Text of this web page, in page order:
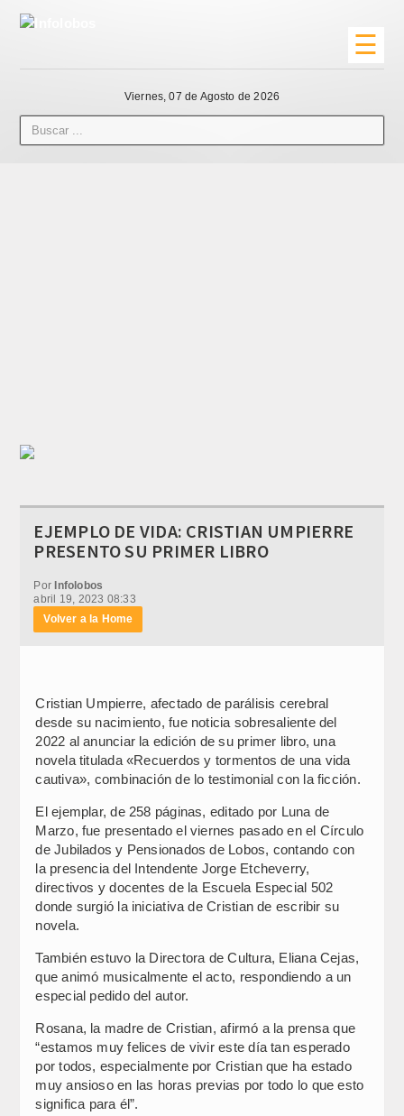
☰
Viernes, 07 de Agosto de 2026
EJEMPLO DE VIDA: CRISTIAN UMPIERRE
PRESENTO SU PRIMER LIBRO
Por Infolobos
abril 19, 2023 08:33
Volver a la Home
Cristian Umpierre, afectado de parálisis cerebral
desde su nacimiento, fue noticia sobresaliente del
2022 al anunciar la edición de su primer libro, una
novela titulada «Recuerdos y tormentos de una vida
cautiva», combinación de lo testimonial con la ficción.
El ejemplar, de 258 páginas, editado por Luna de
Marzo, fue presentado el viernes pasado en el Círculo
de Jubilados y Pensionados de Lobos, contando con
la presencia del Intendente Jorge Etcheverry,
directivos y docentes de la Escuela Especial 502
donde surgió la iniciativa de Cristian de escribir su
novela.
También estuvo la Directora de Cultura, Eliana Cejas,
que animó musicalmente el acto, respondiendo a un
especial pedido del autor.
Rosana, la madre de Cristian, afirmó a la prensa que
“estamos muy felices de vivir este día tan esperado
por todos, especialmente por Cristian que ha estado
muy ansioso en las horas previas por todo lo que esto
significa para él”.